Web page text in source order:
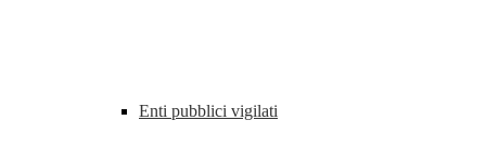
Enti pubblici vigilati